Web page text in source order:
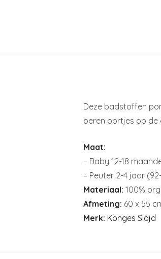
Deze badstoffen
beren oortjes op de
Maat:
– Baby 12-18
– Peuter 2-4 jaar
Materiaal: 100%
Afmeting: 60 x 55
Merk: Konges Slojd